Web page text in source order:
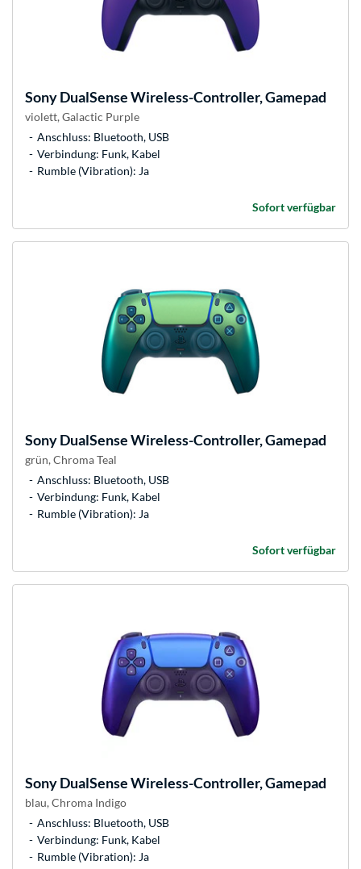
SonyDualSense Wireless-Controller, Gamepad
violett, Galactic Purple
Anschluss: Bluetooth, USB
Verbindung: Funk, Kabel
Rumble (Vibration): Ja
Sofort verfügbar
SonyDualSense Wireless-Controller, Gamepad
grün, Chroma Teal
Anschluss: Bluetooth, USB
Verbindung: Funk, Kabel
Rumble (Vibration): Ja
Sofort verfügbar
SonyDualSense Wireless-Controller, Gamepad
blau, Chroma Indigo
Anschluss: Bluetooth, USB
Verbindung: Funk, Kabel
Rumble (Vibration): Ja